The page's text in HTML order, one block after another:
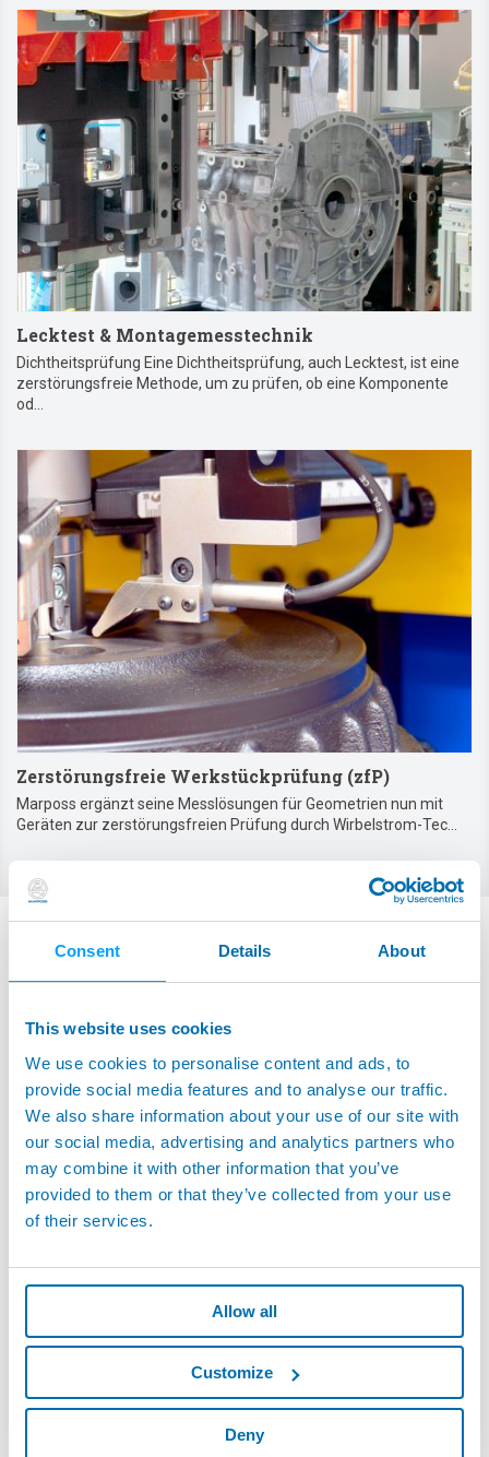
Consent Details About
This website uses cookies
We use cookies to personalise content and ads, to
provide social media features and to analyse our traffic.
We also share information about your use of our site with
our social media, advertising and analytics partners who
may combine it with other information that you’ve
provided to them or that they’ve collected from your use
of their services.
Allow all
Customize
Deny
Lecktest & Montagemesstechnik
Dichtheitsprüfung Eine Dichtheitsprüfung, auch Lecktest, ist eine
zerstörungsfreie Methode, um zu prüfen, ob eine Komponente
od...
Zerstörungsfreie Werkstückprüfung (zfP)
Marposs ergänzt seine Messlösungen für Geometrien nun mit
Geräten zur zerstörungsfreien Prüfung durch Wirbelstrom-Tec...